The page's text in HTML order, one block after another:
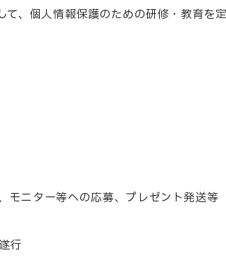
アオフィス事業部
、個人情報保護のための研修・教育を
モニター等への応募、プレゼント発送等
行